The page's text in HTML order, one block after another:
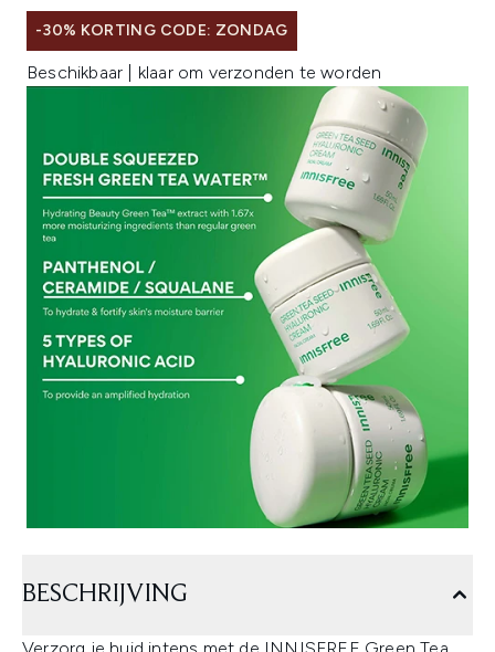
-30% KORTING CODE: ZONDAG
Beschikbaar | klaar om verzonden te worden
BESCHRIJVING